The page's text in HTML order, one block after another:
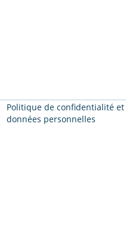
Politique de confidentialité
données personnelles